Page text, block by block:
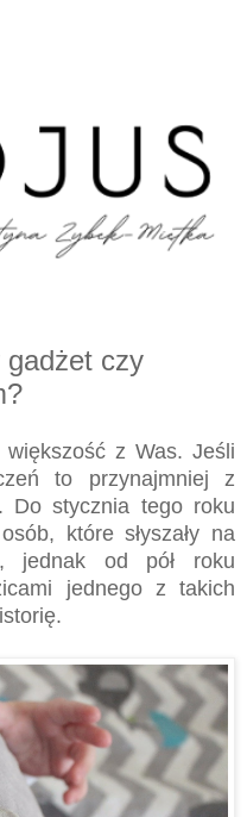
gadżet czy
z Was. Jeśli
to przynajmniej z
Do stycznia tego roku
które słyszały na
jednak od pół roku
jednego z takich